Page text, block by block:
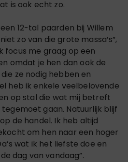
is ook echt zo.
12-tal paarden bij Willem
zo van die grote massa’s”,
focus me graag op een
omdat je hen dan ook de
ze nodig hebben en
heb ik enkele veelbelovende
op stal die wat mij betreft
gaan. Natuurlijk blijf
de handel. Ik heb altijd
om hen naar een hoger
wat ik het liefste doe en
dag van vandaag”.